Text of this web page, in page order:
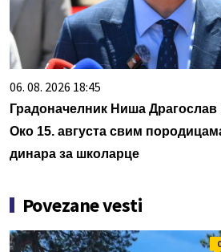
06. 08. 2026 18:45
Градоначелник Ниша
Око 15. августа свим
динара за школарце
Povezane vesti
0